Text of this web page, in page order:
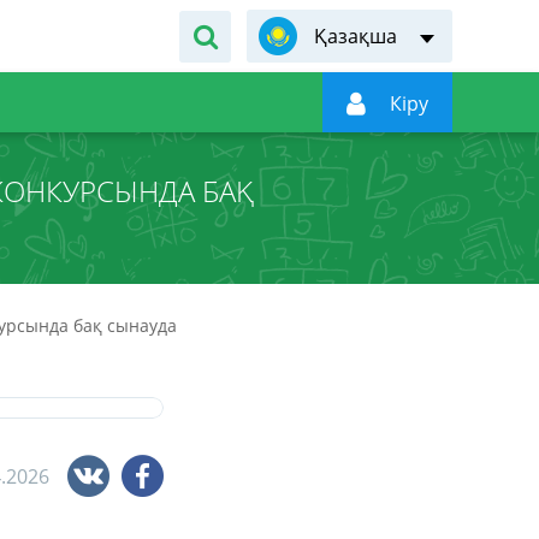
Қазақша
 Кiру
БАҚ
бақ сынауда